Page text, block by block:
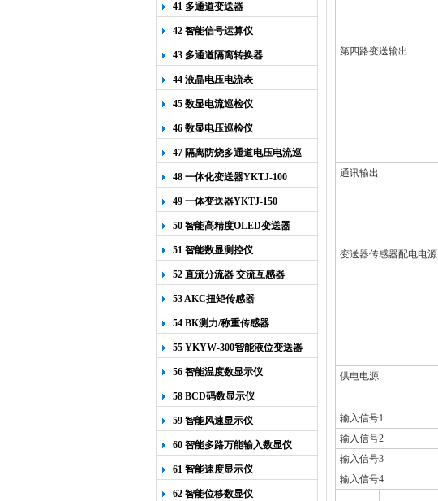
41 多通道变送器
42 智能信号运算仪
43 多通道隔离转换器
44 液晶电压电流表
45 数显电流巡检仪
46 数显电压巡检仪
47 隔离防烧多通道电压电流巡
检仪
48 一体化变送器YKTJ-100
49 一体变送器YKTJ-150
50 智能高精度OLED变送器
YK-218
51 智能数显测控仪
52 直流分流器 交流互感器
53 AKC扭矩传感器
54 BK测力/称重传感器
55 YKYW-300智能液位变送器
56 智能温度数显示仪
58 BCD码数显示仪
59 智能风速显示仪
60 智能多路万能输入数显仪
61 智能速度显示仪
62 智能位移数显仪
第四路变送输出
通讯输出
变送器传感器配电电源
供电电源
输入信号1
输入信号2
输入信号3
输入信号4